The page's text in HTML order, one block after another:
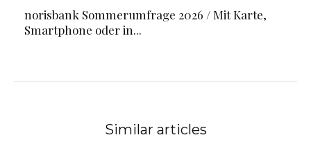
norisbank Sommerumfrage 2026 / Mit Karte,
Smartphone oder in...
Similar articles